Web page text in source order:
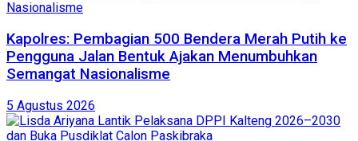
Kapolres: Pembagian 500 Bendera Merah Putih ke
Pengguna Jalan Bentuk Ajakan Menumbuhkan
Semangat Nasionalisme
5 Agustus 2026